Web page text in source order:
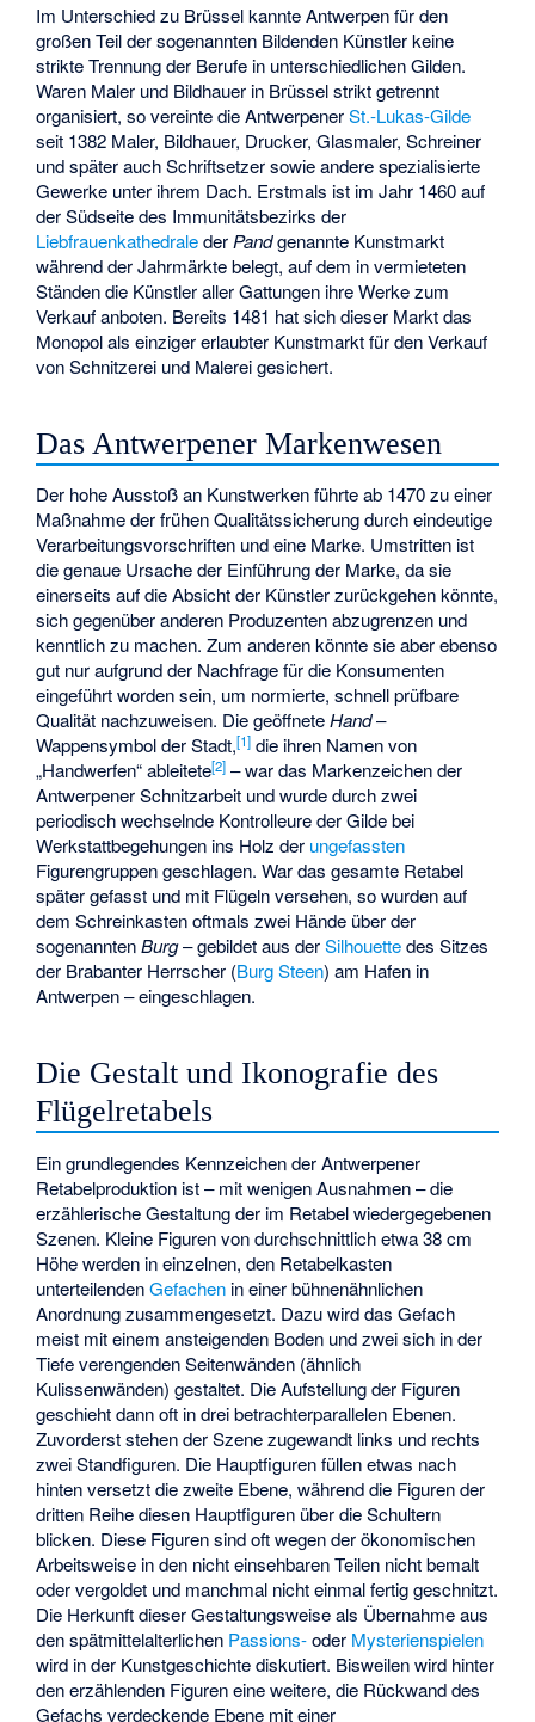
Im Unterschied zu Brüssel kannte Antwerpen für den
großen Teil der sogenannten Bildenden Künstler keine
strikte Trennung der Berufe in unterschiedlichen Gilden.
Waren Maler und Bildhauer in Brüssel strikt getrennt
organisiert, so vereinte die AntwerpenerSt.-Lukas-Gilde
seit 1382 Maler, Bildhauer, Drucker, Glasmaler, Schreiner
und später auch Schriftsetzer sowie andere spezialisierte
Gewerke unter ihrem Dach. Erstmals ist im Jahr 1460 auf
der Südseite des Immunitätsbezirks der
Liebfrauenkathedraleder Pandgenannte Kunstmarkt
während der Jahrmärkte belegt, auf dem in vermieteten
Ständen die Künstler aller Gattungen ihre Werke zum
Verkauf anboten. Bereits 1481 hat sich dieser Markt das
Monopol als einziger erlaubter Kunstmarkt für den Verkauf
von Schnitzerei und Malerei gesichert.
Das Antwerpener Markenwesen
Der hohe Ausstoß an Kunstwerken führte ab 1470 zu einer
Maßnahme der frühen Qualitätssicherung durch eindeutige
Verarbeitungsvorschriften und eine Marke. Umstritten ist
die genaue Ursache der Einführung der Marke, da sie
einerseits auf die Absicht der Künstler zurückgehen könnte,
sich gegenüber anderen Produzenten abzugrenzen und
kenntlich zu machen. Zum anderen könnte sie aber ebenso
gut nur aufgrund der Nachfrage für die Konsumenten
eingeführt worden sein, um normierte, schnell prüfbare
Qualität nachzuweisen. Die geöffneteHand–
Wappensymbol der Stadt,[1] die ihren Namen von
„Handwerfen“ ableitete[2] – war das Markenzeichen der
Antwerpener Schnitzarbeit und wurde durch zwei
periodisch wechselnde Kontrolleure der Gilde bei
Werkstattbegehungen ins Holz der ungefassten
Figurengruppen geschlagen. War das gesamte Retabel
später gefasst und mit Flügeln versehen, so wurden auf
dem Schreinkasten oftmals zwei Hände über der
sogenanntenBurg– gebildet aus derSilhouettedes Sitzes
der Brabanter Herrscher (Burg Steen) am Hafen in
Antwerpen – eingeschlagen.
Die Gestalt und Ikonografie des
Flügelretabels
Ein grundlegendes Kennzeichen der Antwerpener
Retabelproduktion ist – mit wenigen Ausnahmen – die
erzählerische Gestaltung der im Retabel wiedergegebenen
Szenen. Kleine Figuren von durchschnittlich etwa 38 cm
Höhe werden in einzelnen, den Retabelkasten
unterteilendenGefachen in einer bühnenähnlichen
Anordnung zusammengesetzt. Dazu wird das Gefach
meist mit einem ansteigenden Boden und zwei sich in der
Tiefe verengenden Seitenwänden (ähnlich
Kulissenwänden) gestaltet. Die Aufstellung der Figuren
geschieht dann oft in drei betrachterparallelen Ebenen.
Zuvorderst stehen der Szene zugewandt links und rechts
zwei Standfiguren. Die Hauptfiguren füllen etwas nach
hinten versetzt die zweite Ebene, während die Figuren der
dritten Reihe diesen Hauptfiguren über die Schultern
blicken. Diese Figuren sind oft wegen der ökonomischen
Arbeitsweise in den nicht einsehbaren Teilen nicht bemalt
oder vergoldet und manchmal nicht einmal fertig geschnitzt.
Die Herkunft dieser Gestaltungsweise als Übernahme aus
den spätmittelalterlichen Passions-oder Mysterienspielen
wird in der Kunstgeschichte diskutiert. Bisweilen wird hinter
den erzählenden Figuren eine weitere, die Rückwand des
Gefachs verdeckende Ebene mit einer